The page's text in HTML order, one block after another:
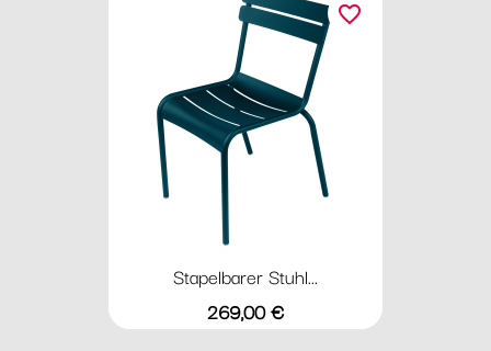
Stapelbarer Stuhl...
Preis
269,00 €
favorite_border